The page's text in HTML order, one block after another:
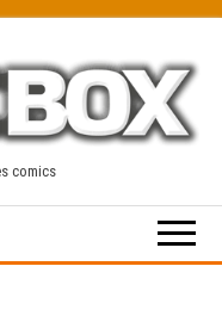
comics